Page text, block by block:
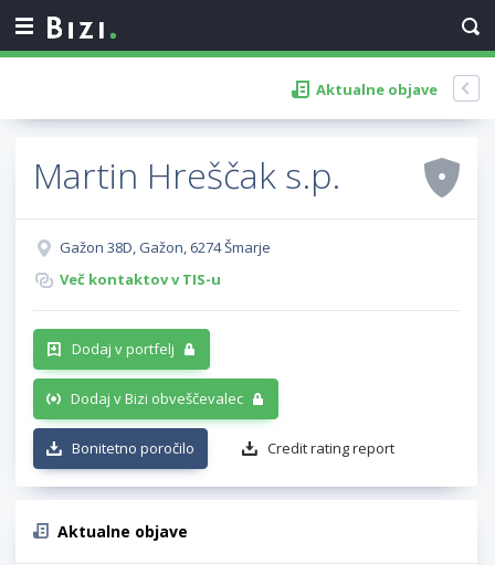
Aktualne objave
Martin Hreščak s.p.
Gažon 38D, Gažon, 6274 Šmarje
Več kontaktov v TIS-u
Dodaj v portfelj
Dodaj v Bizi obveščevalec
Bonitetno poročilo Credit rating report
Aktualne objave